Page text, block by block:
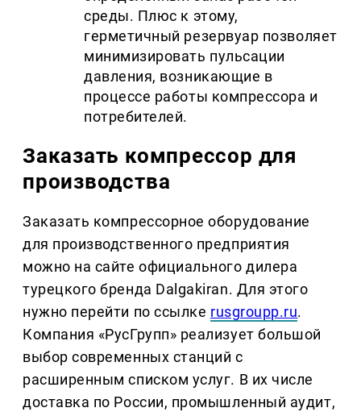
среды. Плюс к этому,
герметичный резервуар позволяет
минимизировать пульсации
давления, возникающие в
процессе работы компрессора и
потребителей.
Заказать компрессор для
производства
Заказать компрессорное оборудование
для производственного предприятия
можно на сайте официального дилера
турецкого бренда Dalgakiran. Для этого
нужно перейти по ссылке rusgroupp.ru.
Компания «РусГрупп» реализует большой
выбор современных станций с
расширенным списком услуг. В их числе
доставка по России, промышленный аудит,